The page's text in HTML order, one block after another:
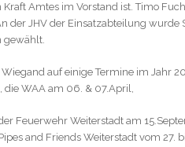
Amtes im Vorstand ist. Timo
der JHV der Einsatzabteilung wurde
gewählt.
auf einige Termine im Jahr
die WAA am 06. & 07.April,
Feuerwehr Weiterstadt am
and Friends Weiterstadt vom